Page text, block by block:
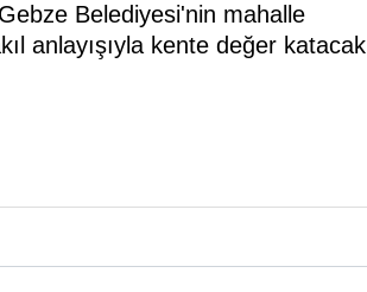
Belediyesi'nin mahalle
anlayışıyla kente değer katacak